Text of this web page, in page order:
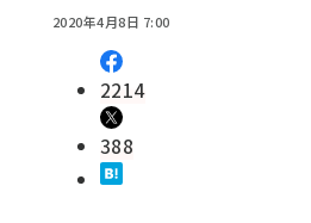
2020年4月8日 7:00
2214
388